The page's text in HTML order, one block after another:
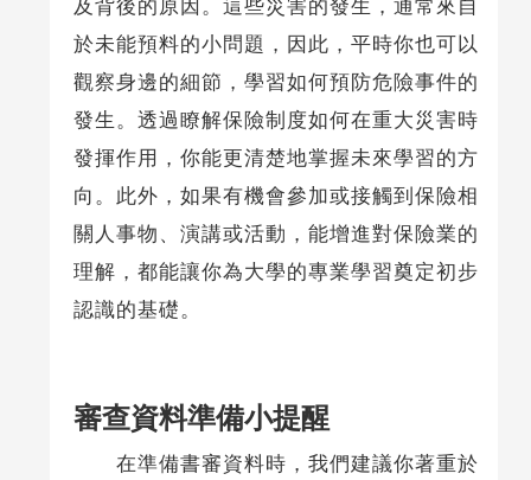
及背後的原因。這些災害的發生，通常來自
於未能預料的小問題，因此，平時你也可以
觀察身邊的細節，學習如何預防危險事件的
發生。透過瞭解保險制度如何在重大災害時
發揮作用，你能更清楚地掌握未來學習的方
向。此外，如果有機會參加或接觸到保險相
關人事物、演講或活動，能增進對保險業的
理解，都能讓你為大學的專業學習奠定初步
認識的基礎。
審查資料準備小提醒
在準備書審資料時，我們建議你著重於